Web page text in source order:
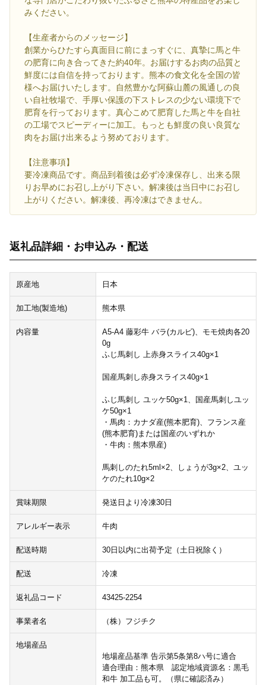
みください。
【生産者からのメッセージ】
創業からひたすら真面目に前にまっすぐに、真摯に馬と牛
の肥育に向き合ってきた約40年。お届けするお肉の品質と
鮮度には自信を持っております。熊本の食文化を全国の皆
様へお届けいたします。自然豊かな阿蘇山麓の風通しの良
い自社牧場で、手厚い保護の下ストレスの少ない環境下で
肥育を行っております。真心こめて肥育した馬と牛を自社
の工場でスピーディーに加工。もっとも鮮度の良い良質な
肉をお届け出来るよう努めております。
【注意事項】
要冷凍商品です。商品到着後は必ず冷凍保存し、出来る限
りお早めにお召し上がり下さい。解凍後は当日中にお召し
上がりください。解凍後、再冷凍はできません。
返礼品詳細・お申込み・配送
原産地 日本
加工地(製造地) 熊本県
内容量
A5‐A4 藤彩牛 バラ(カルビ)、モモ焼肉各20
0g
ふじ馬刺し 上赤身スライス40g×1
国産馬刺し赤身スライス40g×1
ふじ馬刺し ユッケ50g×1、国産馬刺しユッ
ケ50g×1
・馬肉：カナダ産(熊本肥育)、フランス産
(熊本肥育)または国産のいずれか
・牛肉：熊本県産)
馬刺しのたれ5ml×2、しょうが3g×2、ユッ
ケのたれ10g×2
賞味期限 発送日より冷凍30日
アレルギー表示 牛肉
配送時期 30日以内に出荷予定（土日祝除く）
配送 冷凍
返礼品コード 43425-2254
事業者名 （株）フジチク
地場産品
地場産品基準 告示第5条第8ハ号に適合
適合理由：熊本県 認定地域資源名：黒毛
和牛 加工品も可。（県に確認済み）